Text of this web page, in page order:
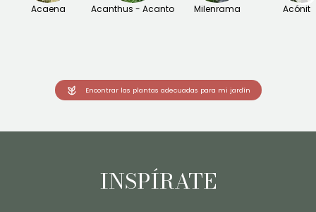
Acaena Acanthus - Acanto Milenrama
Encontrar las plantas adecuadas para mi jardín
INSPÍRATE